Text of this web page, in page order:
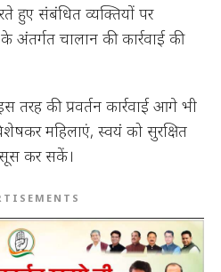
हुए संबंधित व्यक्तियों पर
अंतर्गत चालान की कार्रवाई की
तरह की प्रवर्तन कार्रवाई आगे भी
महिलाएं, स्वयं को सुरक्षित
कर सकें।